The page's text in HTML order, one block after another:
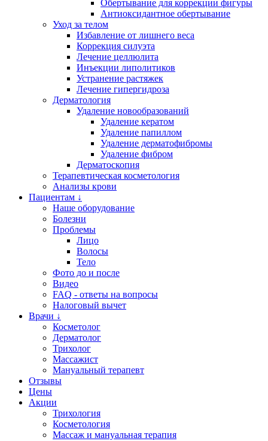
Обертывание для коррекции фигуры
Антиоксидантное обертывание
Уход за телом
Избавление от лишнего веса
Коррекция силуэта
Лечение целлюлита
Инъекции липолитиков
Устранение растяжек
Лечение гипергидроза
Дерматология
Удаление новообразований
Удаление кератом
Удаление папиллом
Удаление дерматофибромы
Удаление фибром
Дерматоскопия
Терапевтическая косметология
Анализы крови
Пациентам ↓
Наше оборудование
Болезни
Проблемы
Лицо
Волосы
Тело
Фото до и после
Видео
FAQ - ответы на вопросы
Налоговый вычет
Врачи ↓
Косметолог
Дерматолог
Трихолог
Массажист
Мануальный терапевт
Отзывы
Цены
Акции
Трихология
Косметология
Массаж и мануальная терапия